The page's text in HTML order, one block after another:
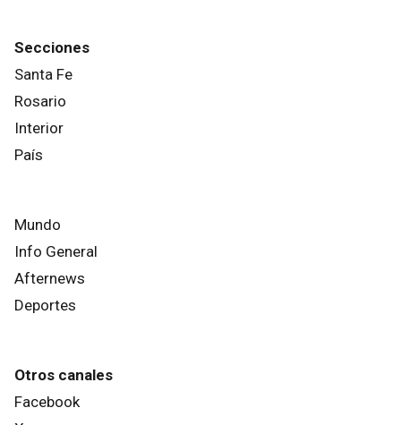
Secciones
Santa Fe
Rosario
Interior
País
Mundo
Info General
Afternews
Deportes
Otros canales
Facebook